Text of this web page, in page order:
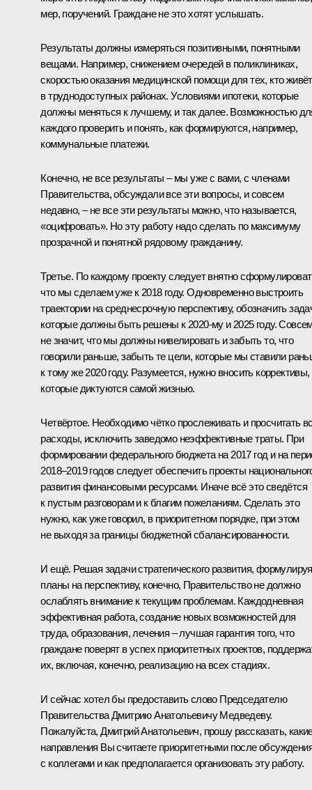
мер, поручений. Граждане не это хотят услышать.
Результаты должны измеряться позитивными, понятными
вещами. Например, снижением очередей в поликлиниках,
скоростью оказания медицинской помощи для тех, кто живёт
в труднодоступных районах. Условиями ипотеки, которые
должны меняться к лучшему, и так далее. Возможностью
каждого проверить и понять, как формируются, например,
коммунальные платежи.
Конечно, не все результаты – мы уже с вами, с членами
Правительства, обсуждали все эти вопросы, и совсем
недавно, – не все эти результаты можно, что называется,
«оцифровать». Но эту работу надо сделать по максимуму
прозрачной и понятной рядовому гражданину.
Третье. По каждому проекту следует внятно
что мы сделаем уже к 2018 году. Одновременно выстроить
траектории на среднесрочную перспективу, обозначить
которые должны быть решены к 2020-му и 2025 году.
не значит, что мы должны нивелировать и забыть то, что
говорили раньше, забыть те цели, которые мы ставили
к тому же 2020 году. Разумеется, нужно вносить коррективы,
которые диктуются самой жизнью.
Четвёртое. Необходимо чётко прослеживать и просчитать
расходы, исключить заведомо неэффективные траты. При
формировании федерального бюджета на 2017 год и на
2018–2019 годов следует обеспечить проекты
развития финансовыми ресурсами. Иначе всё это сведётся
к пустым разговорам и к благим пожеланиям. Сделать это
нужно, как уже говорил, в приоритетном порядке, при этом
не выходя за границы бюджетной сбалансированности.
И ещё. Решая задачи стратегического развития, формулируя
планы на перспективу, конечно, Правительство не должно
ослаблять внимание к текущим проблемам. Каждодневная
эффективная работа, создание новых возможностей для
труда, образования, лечения – лучшая гарантия того, что
граждане поверят в успех приоритетных проектов,
их, включая, конечно, реализацию на всех стадиях.
И сейчас хотел бы предоставить слово Председателю
Правительства Дмитрию Анатольевичу Медведеву.
Пожалуйста, Дмитрий Анатольевич, прошу рассказать,
направления Вы считаете приоритетными после
с коллегами и как предполагается организовать эту работу.